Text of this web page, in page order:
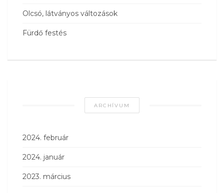
Olcsó, látványos változások
Fürdő festés
ARCHÍVUM
2024. február
2024. január
2023. március